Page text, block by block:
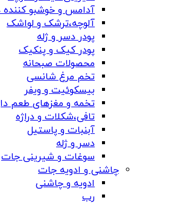
آدامس و خوشبو
آلوچه،ترشک و لواشک
پودر دسر و ژله
پودر کیک و پنکیک
محصولات صبحانه
تخم مرغ شانسی
بیسکوئیت و ویفر
تخمه و مغزهای طعم
تافی،شکلات و دراژه
آبنبات و پاستیل
دسر و ژله
سوغات و شیرینی جات
چاشنی و ادویه جات
ادویه و چاشنی
رب